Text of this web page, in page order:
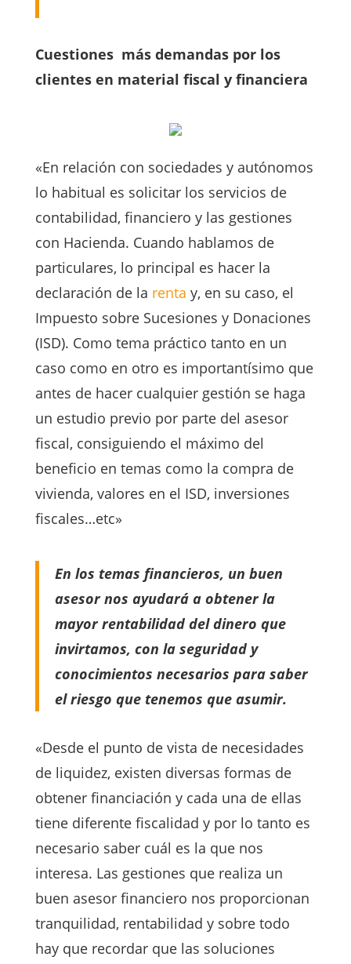
Cuestiones más demandas por los
clientes en material fiscal y financiera
«En relación con sociedades y autónomos
lo habitual es solicitar los servicios de
contabilidad, financiero y las gestiones
con Hacienda. Cuando hablamos de
particulares, lo principal es hacer la
declaración de la renta y, en su caso, el
Impuesto sobre Sucesiones y Donaciones
(ISD). Como tema práctico tanto en un
caso como en otro es importantísimo que
antes de hacer cualquier gestión se haga
un estudio previo por parte del asesor
fiscal, consiguiendo el máximo del
beneficio en temas como la compra de
vivienda, valores en el ISD, inversiones
fiscales…etc»
En los temas financieros, un buen
asesor nos ayudará a obtener la
mayor rentabilidad del dinero que
invirtamos, con la seguridad y
conocimientos necesarios para saber
el riesgo que tenemos que asumir.
«Desde el punto de vista de necesidades
de liquidez, existen diversas formas de
obtener financiación y cada una de ellas
tiene diferente fiscalidad y por lo tanto es
necesario saber cuál es la que nos
interesa. Las gestiones que realiza un
buen asesor financiero nos proporcionan
tranquilidad, rentabilidad y sobre todo
hay que recordar que las soluciones